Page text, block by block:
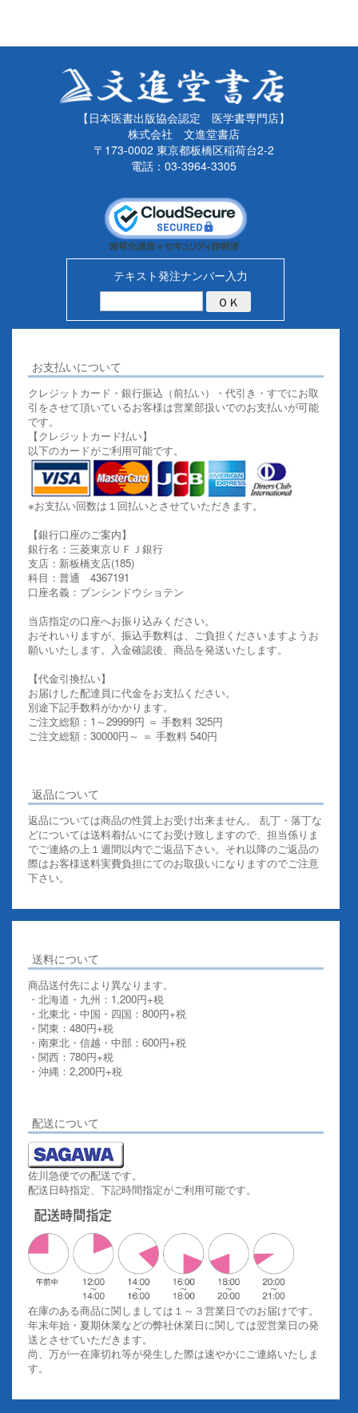
【日本医書出版協会認定 医学書専門店】
株式会社 文進堂書店
〒173-0002 東京都板橋区稲荷台2-2
電話：03-3964-3305
テキスト発注ナンバー入力
お支払いについて
クレジットカード・銀行振込（前払い）・代引き・すでにお取
引をさせて頂いているお客様は営業部扱いでのお支払いが可能
です。
【クレジットカード払い】
以下のカードがご利用可能です。
※お支払い回数は１回払いとさせていただきます。
【銀行口座のご案内】
銀行名：三菱東京ＵＦＪ銀行
支店：新板橋支店(185)
科目：普通 4367191
口座名義：ブンシンドウショテン
当店指定の口座へお振り込みください。
おそれいりますが、振込手数料は、ご負担くださいますようお
願いいたします。入金確認後、商品を発送いたします。
【代金引換払い】
お届けした配達員に代金をお支払ください。
別途下記手数料がかかります。
ご注文総額：1～29999円 ＝ 手数料 325円
ご注文総額：30000円～ ＝ 手数料 540円
返品について
返品については商品の性質上お受け出来ません。 乱丁・落丁な
どについては送料着払いにてお受け致しますので、担当係りま
でご連絡の上１週間以内でご返品下さい。それ以降のご返品の
際はお客様送料実費負担にてのお取扱いになりますのでご注意
下さい。
送料について
商品送付先により異なります。
・北海道・九州：1,200円+税
・北東北・中国・四国：800円+税
・関東：480円+税
・南東北・信越・中部：600円+税
・関西：780円+税
・沖縄：2,200円+税
配送について
佐川急便での配送です。
配送日時指定、下記時間指定がご利用可能です。
在庫のある商品に関しましては１～３営業日でのお届けです。
年末年始・夏期休業などの弊社休業日に関しては翌営業日の発
送とさせていただきます。
尚、万が一在庫切れ等が発生した際は速やかにご連絡いたしま
す。